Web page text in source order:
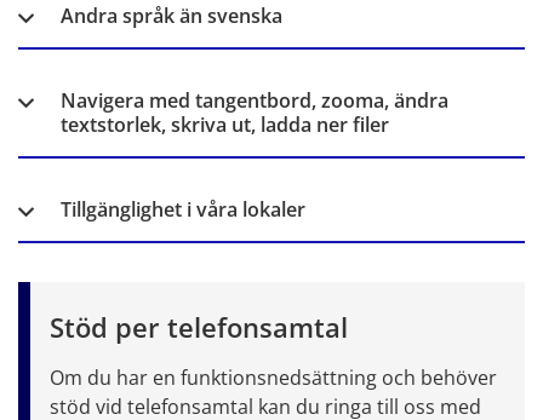
Andra språk än svenska
Navigera med tangentbord, zooma, ändra
textstorlek, skriva ut, ladda ner filer
Tillgänglighet i våra lokaler
Stöd per telefonsamtal
Om du har en funktionsnedsättning och behöver
stöd vid telefonsamtal kan du ringa till oss med